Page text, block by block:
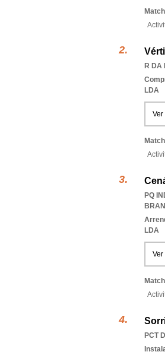
R DA
LDA
PQ
LDA
PCT